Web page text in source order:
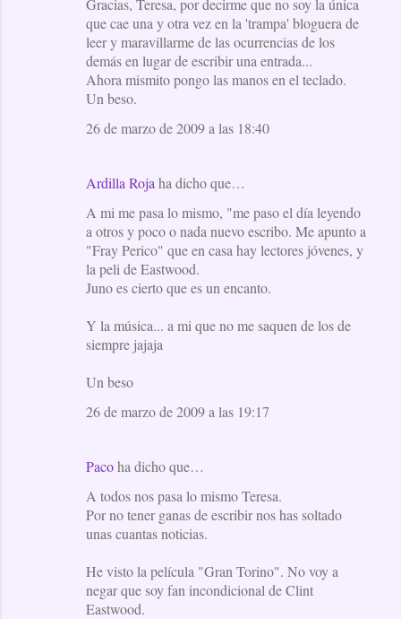
Gracias, Teresa, por decirme que no soy la única
que cae una y otra vez en la 'trampa' bloguera de
leer y maravillarme de las ocurrencias de los
demás en lugar de escribir una entrada...
Ahora mismito pongo las manos en el teclado.
Un beso.
26 de marzo de 2009 a las 18:40
Ardilla Roja ha dicho que…
A mi me pasa lo mismo, "me paso el día leyendo
a otros y poco o nada nuevo escribo. Me apunto a
"Fray Perico" que en casa hay lectores jóvenes, y
la peli de Eastwood.
Juno es cierto que es un encanto.
Y la música... a mi que no me saquen de los de
siempre jajaja
Un beso
26 de marzo de 2009 a las 19:17
Pacoha dicho que…
A todos nos pasa lo mismo Teresa.
Por no tener ganas de escribir nos has soltado
unas cuantas noticias.
He visto la película "Gran Torino". No voy a
negar que soy fan incondicional de Clint
Eastwood.